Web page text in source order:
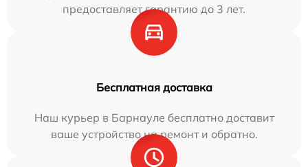
предоставляет гарантию до 3 лет.
Бесплатная доставка
Наш курьер в Барнауле бесплатно доставит
ваше устройство на ремонт и обратно.